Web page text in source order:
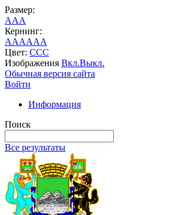
Размер:
AAA
Кернинг:
AAAAAA
Цвет: CCC
Изображения Вкл.Выкл.
Обычная версия сайта
Войти
Информация
Поиск
Все результаты